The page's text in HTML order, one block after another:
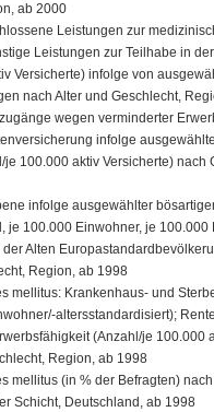
ab 2000
Leistungen zur
Leistungen zur Teilhabe in
Versicherte) infolge von
nach Alter und Geschlecht,
wegen verminderter
infolge
100.000 aktiv Versicherte) nach
infolge ausgewählter
je 100.000 Einwohner, je 100.000
Alten
Region, ab 1998
mellitus: Krankenhaus- und
altersstandardisiert);
(Anzahl/je 100.000
Region, ab 1998
mellitus (in % der Befragten) nach
Schicht, Deutschland, ab 1998